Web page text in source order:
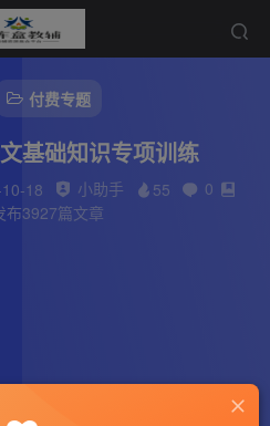
付费专题
基础知识专项训练
18 小助手 55
0
布3927篇文章